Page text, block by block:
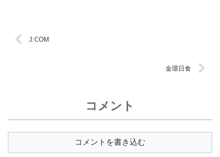
J:COM
金環日食
コメント
コメントを書き込む